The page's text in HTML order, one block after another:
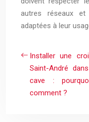
autres réseaux
adaptées à leur
Installer une
Saint-André
cave :
comment ?